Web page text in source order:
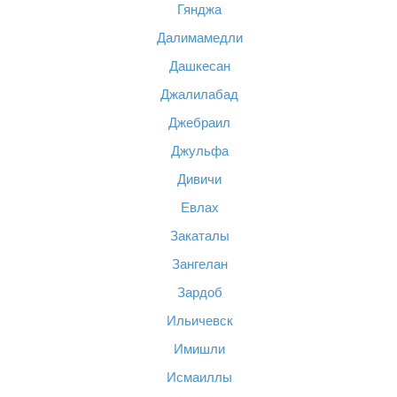
Гянджа
Далимамедли
Дашкесан
Джалилабад
Джебраил
Джульфа
Дивичи
Евлах
Закаталы
Зангелан
Зардоб
Ильичевск
Имишли
Исмаиллы